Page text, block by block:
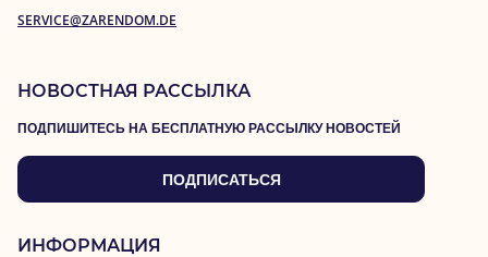
SERVICE@ZARENDOM.DE
НОВОСТНАЯ РАССЫЛКА
ПОДПИШИТЕСЬ НА БЕСПЛАТНУЮ РАССЫЛКУ НОВОСТЕЙ
ПОДПИСАТЬСЯ
ИНФОРМАЦИЯ